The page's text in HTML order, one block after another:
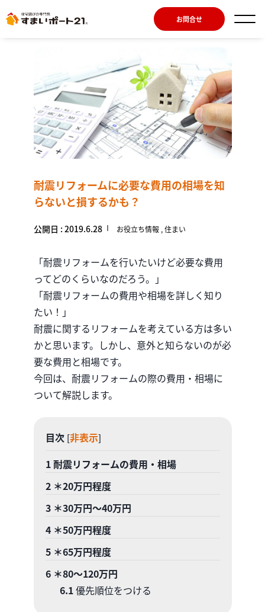
お問合せ
耐震リフォームに必要な費用の相場を知
らないと損するかも？
公開日 : 2019.6.28 お役立ち情報 住まい
「耐震リフォームを行いたいけど必要な費用
ってどのくらいなのだろう。」
「耐震リフォームの費用や相場を詳しく知り
たい！」
耐震に関するリフォームを考えている方は多い
かと思います。しかし、意外と知らないのが必
要な費用と相場です。
今回は、耐震リフォームの際の費用・相場に
ついて解説します。
目次 [非表示]
1耐震リフォームの費用・相場
2＊20万円程度
3＊30万円〜40万円
4＊50万円程度
5＊65万円程度
6＊80〜120万円
6.1優先順位をつける